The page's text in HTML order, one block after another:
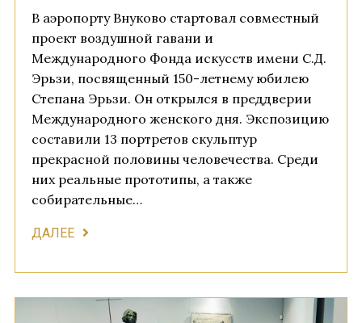
В аэропорту Внуково стартовал совместный
проект воздушной гавани и
Международного Фонда искусств имени С.Д.
Эрьзи, посвященный 150-летнему юбилею
Степана Эрьзи. Он открылся в преддверии
Международного женского дня. Экспозицию
составили 13 портретов скульптур
прекрасной половины человечества. Среди
них реальные прототипы, а также
собирательные…
ДАЛЕЕ